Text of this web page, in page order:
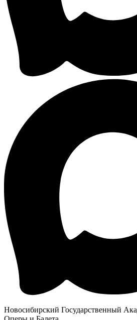
Новосибирский Государственный